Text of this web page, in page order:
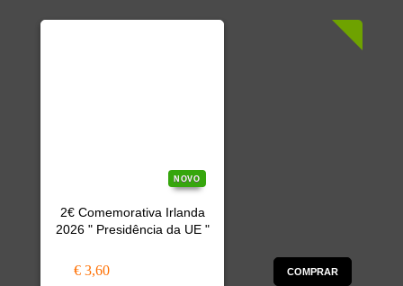
NOVO
2€ Comemorativa Irlanda
2026 " Presidência da UE "
€ 3,60 COMPRAR